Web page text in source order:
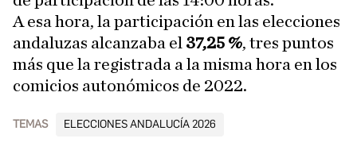
A esa hora, la participación en las elecciones
andaluzas alcanzaba el 37,25 %, tres puntos
más que la registrada a la misma hora en los
comicios autonómicos de 2022.
TEMAS ELECCIONES ANDALUCÍA 2026